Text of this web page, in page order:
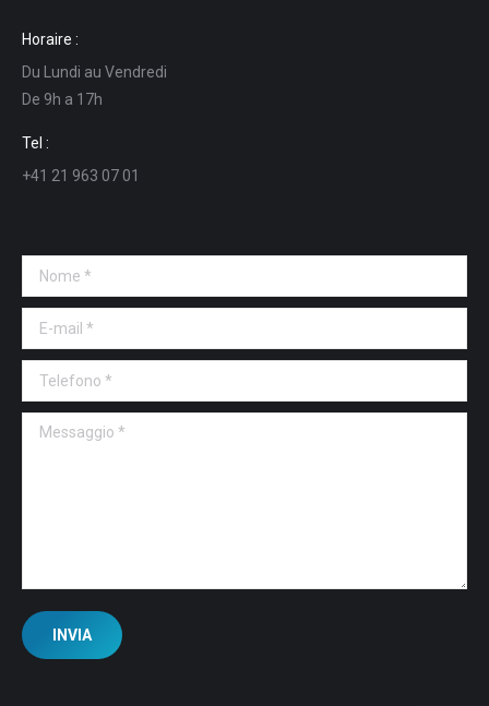
opens
in
new
window
opens
in
new
in
opens
Horaire :
Du Lundi au Vendredi
De 9h a 17h
Tel :
+41 21 963 07 01
Nome *
E-mail *
Telefono *
Messaggio *
INVIA